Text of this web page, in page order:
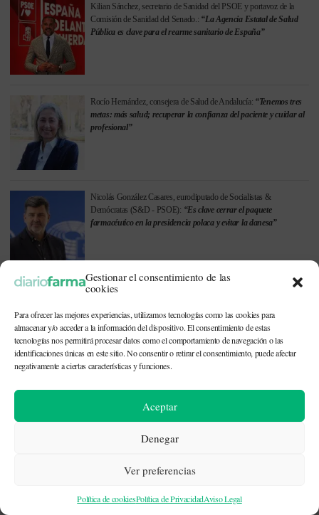
Gestionar el consentimiento de las
cookies
Para ofrecer las mejores experiencias, utilizamos tecnologías como las cookies para
almacenar y/o acceder a la información del dispositivo. El consentimiento de estas
tecnologías nos permitirá procesar datos como el comportamiento de navegación o las
identificaciones únicas en este sitio. No consentir o retirar el consentimiento, puede afectar
negativamente a ciertas características y funciones.
Aceptar
Denegar
Ver preferencias
Política de cookiesPolítica de PrivacidadAviso Legal
Kilian Sánchez, secretario de Sanidad del PSOE y portavoz de la
Comisión de Sanidad del Senado.: “La Agencia Estatal de Salud
Pública es clave para el rearme sanitario de España”
Rocío Hernández, consejera de Salud de Andalucía: “Tenemos tres
metas: más salud; recuperar la confianza del paciente y cuidar al
profesional”
Nicolás González Casares, eurodiputado de Socialistas &
Demócratas (S&D - PSOE): “Es clave cerrar el paquete
farmacéutico en la presidencia polaca y evitar la danesa”
Síguenos en
enfermeros, farmacéuticos) implicados en la prescripción o
dispensación de medicamentos, así como personal de la industria